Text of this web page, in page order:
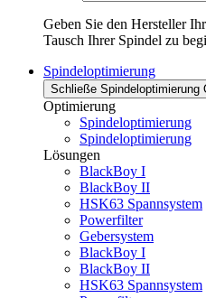
Geben Sie den Hersteller
Tausch Ihrer Spindel zu
Spindeloptimierung
Schließe Spindeloptimierung
Optimierung
Spindeloptimierung
Spindeloptimierung
Lösungen
BlackBoy I
BlackBoy II
HSK63 Spannsystem
Powerfilter
Gebersystem
BlackBoy I
BlackBoy II
HSK63 Spannsystem